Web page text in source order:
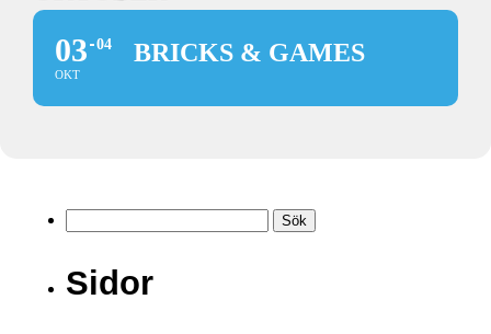
03
OKT
04 BRICKS & GAMES
efter:
Sidor